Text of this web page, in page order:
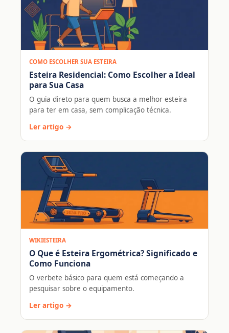
COMO ESCOLHER SUA ESTEIRA
Esteira Residencial: Como Escolher a Ideal
para Sua Casa
O guia direto para quem busca a melhor esteira
para ter em casa, sem complicação técnica.
Ler artigo →
WIKIESTEIRA
O Que é Esteira Ergométrica? Significado e
Como Funciona
O verbete básico para quem está começando a
pesquisar sobre o equipamento.
Ler artigo →